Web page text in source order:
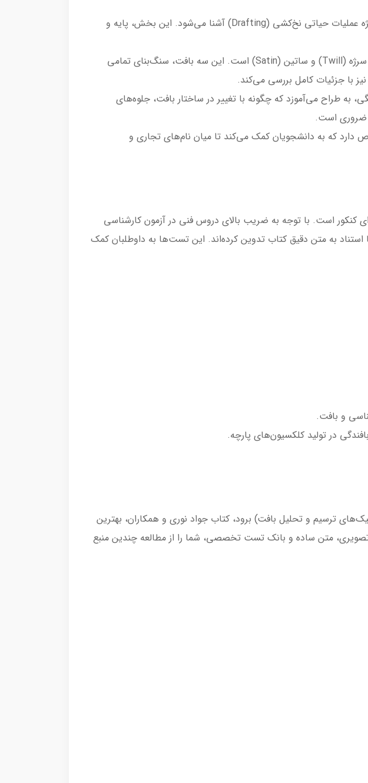
بنیان‌های بافندگی و مکانیزم پارچه: در فصول ابتدایی، خواننده با فرآیند بافندگی و به‌ویژه عملیات حیاتی نخ‌کشی (Drafting) آشنا می‌شود. این بخش، پایه و
مثلث طلایی بافت‌های اصلی: تمرکز ویژه کتاب بر سه بافت بنیادی یعنی تافته (Plain)، سرژه (Twill) و ساتین (Satin) است. این سه بافت، سنگ‌بنای تمامی
با جزئیات کامل بررسی می‌کند.
طراح می‌آموزد که چگونه با تغییر در ساختار بافت، جلوه‌های
ضروری است.
دارد که به دانشجویان کمک می‌کند تا میان نام‌های تجاری و
کنکور است. با توجه به ضریب بالای دروس فنی در آزمون کارشناسی
استناد به متن دقیق کتاب تدوین کرده‌اند. این تست‌ها به داوطلبان کمک
و بافت.
در تولید کلکسیون‌های پارچه.
ترسیم و تحلیل بافت) برود، کتاب جواد نوری و همکاران، بهترین
متن ساده و بانک تست تخصصی، شما را از مطالعه چندین منبع